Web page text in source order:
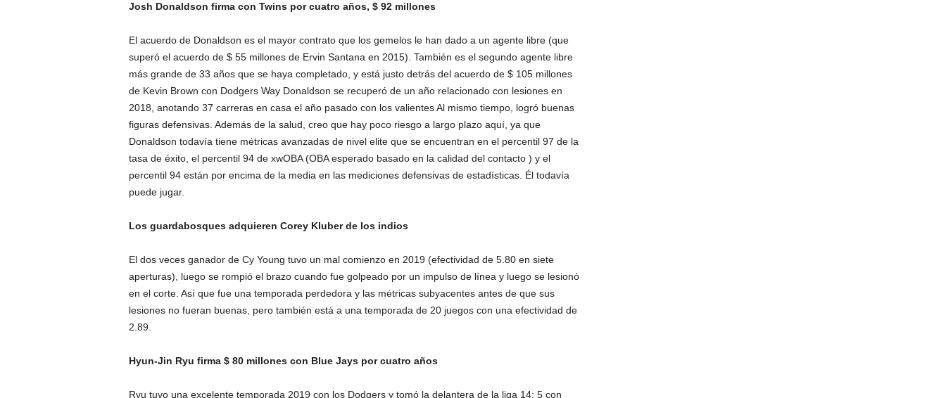
Josh Donaldson firma con Twins por cuatro años, $ 92 millones
El acuerdo de Donaldson es el mayor contrato que los gemelos le han dado a un agente libre (que
superó el acuerdo de $ 55 millones de Ervin Santana en 2015). También es el segundo agente libre
más grande de 33 años que se haya completado, y está justo detrás del acuerdo de $ 105 millones
de Kevin Brown con Dodgers Way Donaldson se recuperó de un año relacionado con lesiones en
2018, anotando 37 carreras en casa el año pasado con los valientes Al mismo tiempo, logró buenas
figuras defensivas. Además de la salud, creo que hay poco riesgo a largo plazo aquí, ya que
Donaldson todavía tiene métricas avanzadas de nivel elite que se encuentran en el percentil 97 de la
tasa de éxito, el percentil 94 de xwOBA (OBA esperado basado en la calidad del contacto ) y el
percentil 94 están por encima de la media en las mediciones defensivas de estadísticas. Él todavía
puede jugar.
Los guardabosques adquieren Corey Kluber de los indios
El dos veces ganador de Cy Young tuvo un mal comienzo en 2019 (efectividad de 5.80 en siete
aperturas), luego se rompió el brazo cuando fue golpeado por un impulso de línea y luego se lesionó
en el corte. Así que fue una temporada perdedora y las métricas subyacentes antes de que sus
lesiones no fueran buenas, pero también está a una temporada de 20 juegos con una efectividad de
2.89.
Hyun-Jin Ryu firma $ 80 millones con Blue Jays por cuatro años
Ryu tuvo una excelente temporada 2019 con los Dodgers y tomó la delantera de la liga 14: 5 con